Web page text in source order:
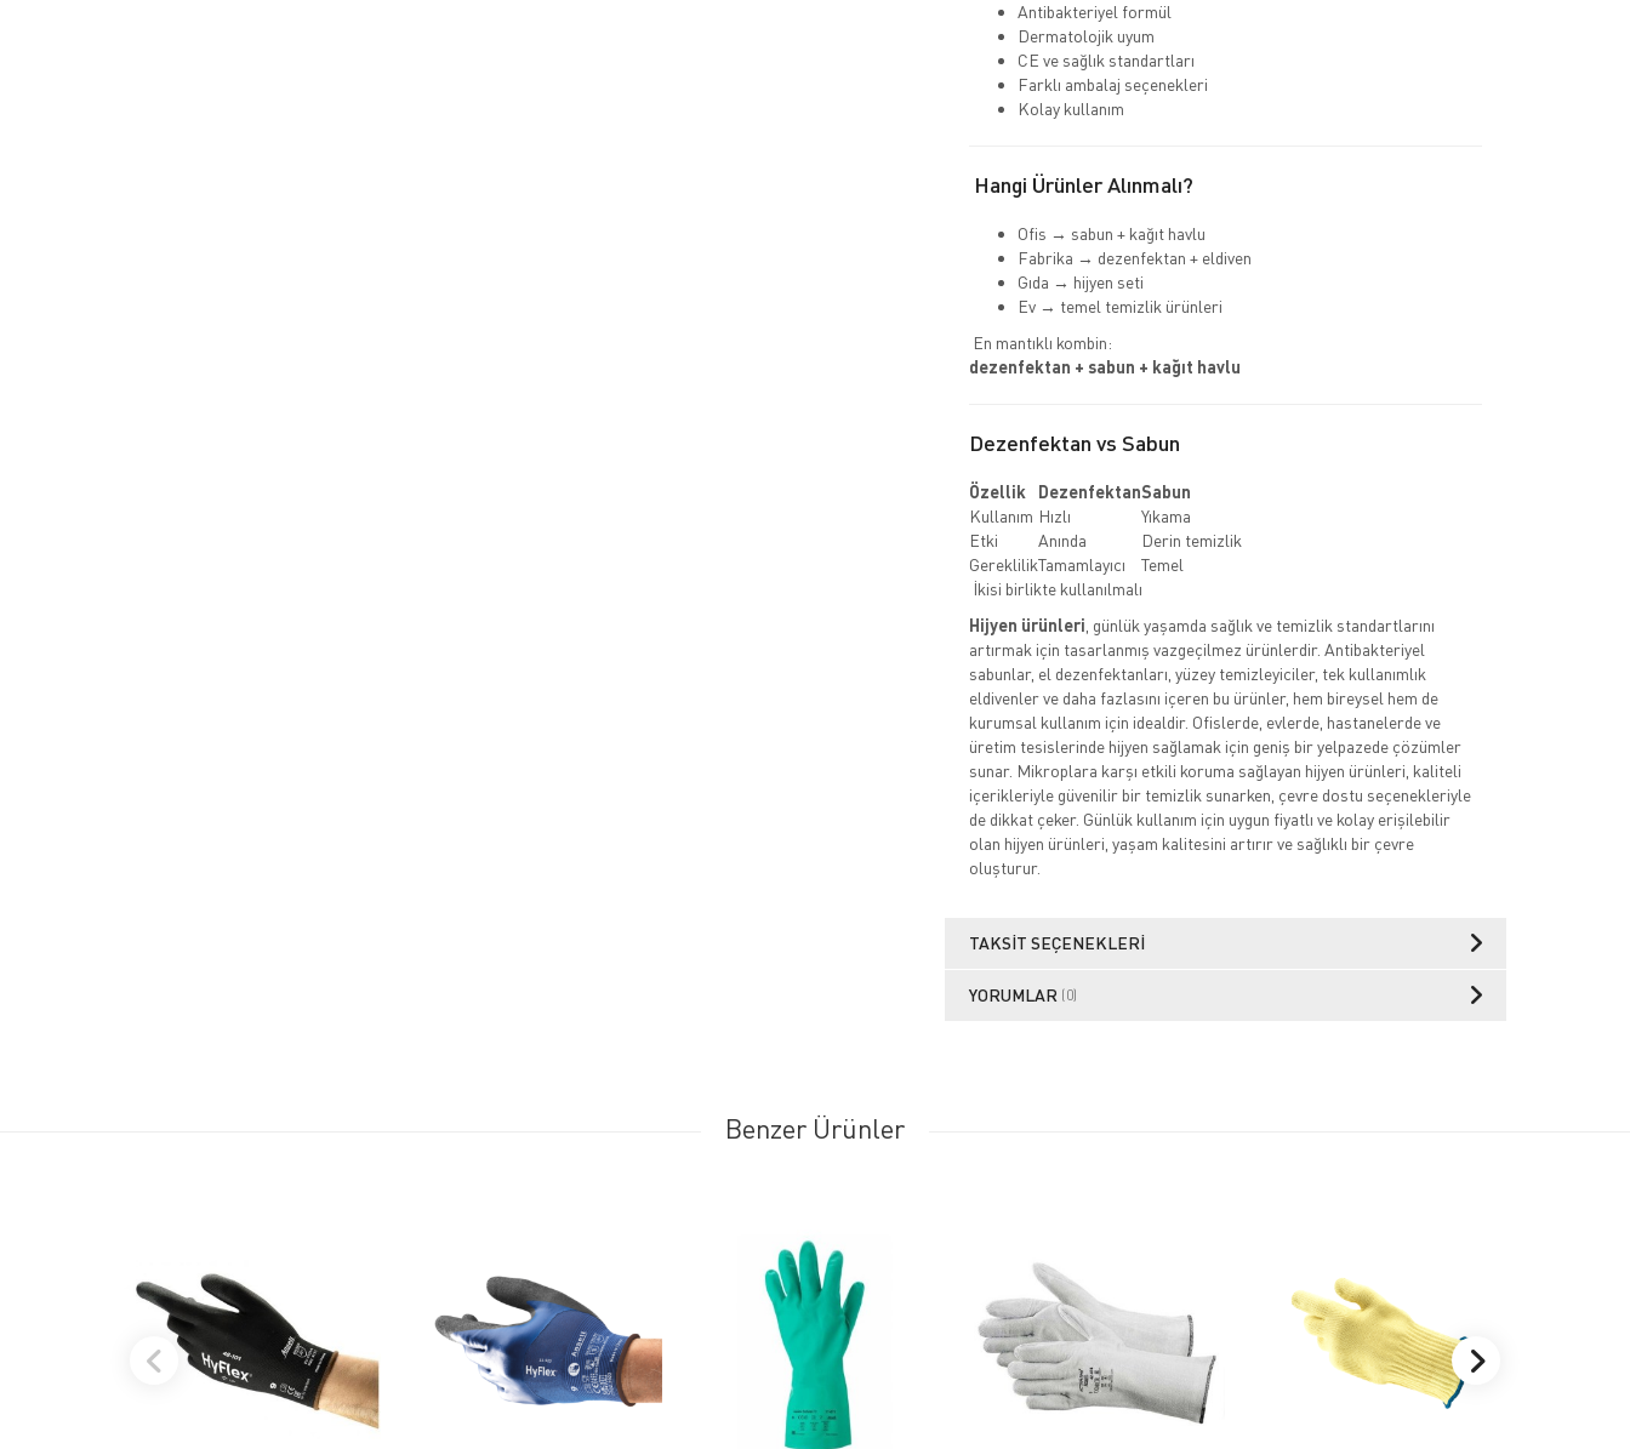
Antibakteriyel formül
Dermatolojik uyum
CE ve sağlık standartları
Farklı ambalaj seçenekleri
Kolay kullanım
Hangi Ürünler Alınmalı?
Ofis → sabun + kağıt havlu
Fabrika → dezenfektan + eldiven
Gıda → hijyen seti
Ev → temel temizlik ürünleri
En mantıklı kombin:
dezenfektan + sabun + kağıt havlu
Dezenfektan vs Sabun
Özellik DezenfektanSabun
Kullanım Hızlı
Yıkama
Etki
Anında
Derin temizlik
GereklilikTamamlayıcı
Temel
İkisi birlikte kullanılmalı
Hijyen ürünleri , günlük yaşamda sağlık ve temizlik standartlarını
artırmak için tasarlanmış vazgeçilmez ürünlerdir. Antibakteriyel
sabunlar, el dezenfektanları, yüzey temizleyiciler, tek kullanımlık
eldivenler ve daha fazlasını içeren bu ürünler, hem bireysel hem de
kurumsal kullanım için idealdir. Ofislerde, evlerde, hastanelerde ve
üretim tesislerinde hijyen sağlamak için geniş bir yelpazede çözümler
sunar. Mikroplara karşı etkili koruma sağlayan hijyen ürünleri, kaliteli
içerikleriyle güvenilir bir temizlik sunarken, çevre dostu seçenekleriyle
de dikkat çeker. Günlük kullanım için uygun fiyatlı ve kolay erişilebilir
olan hijyen ürünleri, yaşam kalitesini artırır ve sağlıklı bir çevre
oluşturur.
TAKSIT SEÇENEKLERI
YORUMLAR (0)
Benzer Ürünler